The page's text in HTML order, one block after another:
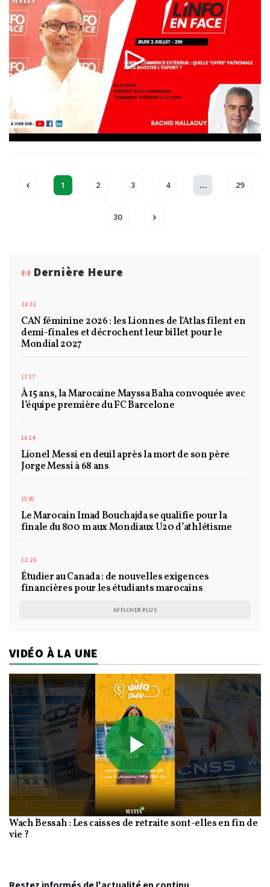
1 2 3 4 ... 29
30
Dernière Heure
23:22
CAN féminine 2026 : les Lionnes de l'Atlas filent en
demi-finales et décrochent leur billet pour le
Mondial 2027
17:17
À 15 ans, la Marocaine Mayssa Baha convoquée avec
l’équipe première du FC Barcelone
16:14
Lionel Messi en deuil après la mort de son père
Jorge Messi à 68 ans
15:05
Le Marocain Imad Bouchajda se qualifie pour la
finale du 800 m aux Mondiaux U20 d’athlétisme
12:26
Étudier au Canada : de nouvelles exigences
financières pour les étudiants marocains
AFFICHER PLUS
VIDÉO À LA UNE
Play
Video
Wach Bessah : Les caisses de retraite sont-elles en fin de
vie ?